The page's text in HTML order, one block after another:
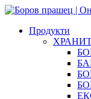
Продукти